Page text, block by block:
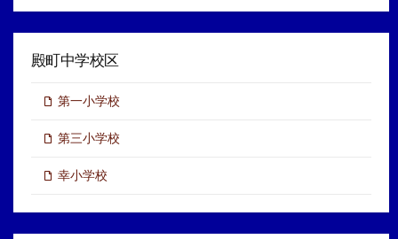
殿町中学校区
第一小学校
第三小学校
幸小学校